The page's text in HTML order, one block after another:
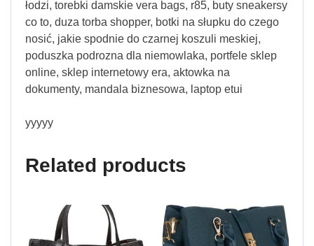
łodzi, torebki damskie vera bags, r85, buty sneakersy
co to, duza torba shopper, botki na słupku do czego
nosić, jakie spodnie do czarnej koszuli meskiej,
poduszka podrozna dla niemowlaka, portfele sklep
online, sklep internetowy era, aktowka na
dokumenty, mandala biznesowa, laptop etui
yyyyy
Related products